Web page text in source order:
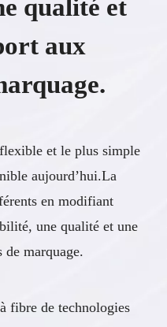
qualité et
aux
et le plus simple
aujourd’hui.La
en modifiant
une qualité et une
de marquage.
fibre de technologies